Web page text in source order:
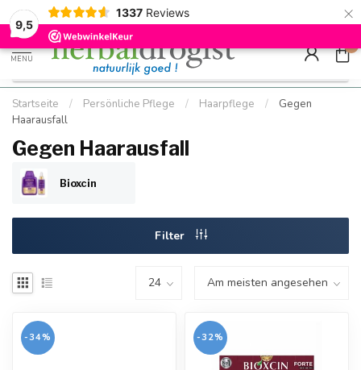
9,5
1337 Reviews ×
Kostenloser DE-Versand ab Mindestbestellwert |
Schnell geliefert
Minimum
Hızlı
MENU
0
Startseite / Persönliche Pflege / Haarpflege /
Gegen
Haarausfall
Gegen Haarausfall
Bioxcin
Filter
-34% -32%